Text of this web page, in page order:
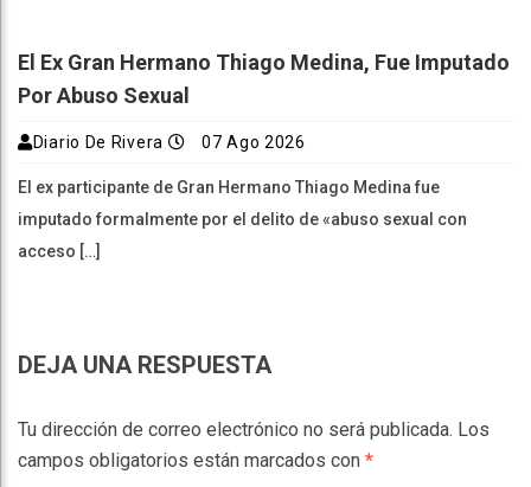
El Ex Gran Hermano Thiago Medina, Fue Imputado
Por Abuso Sexual
Diario De Rivera 07 Ago 2026
El ex participante de Gran Hermano Thiago Medina fue
imputado formalmente por el delito de «abuso sexual con
acceso […]
DEJA UNA RESPUESTA
Tu dirección de correo electrónico no será publicada. Los
campos obligatorios están marcados con *